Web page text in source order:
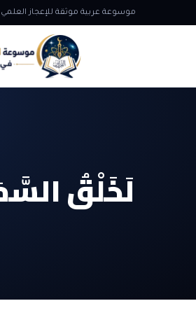
موسوعة عربية موثقة للإعجاز العلمي
لَخَلْقُ